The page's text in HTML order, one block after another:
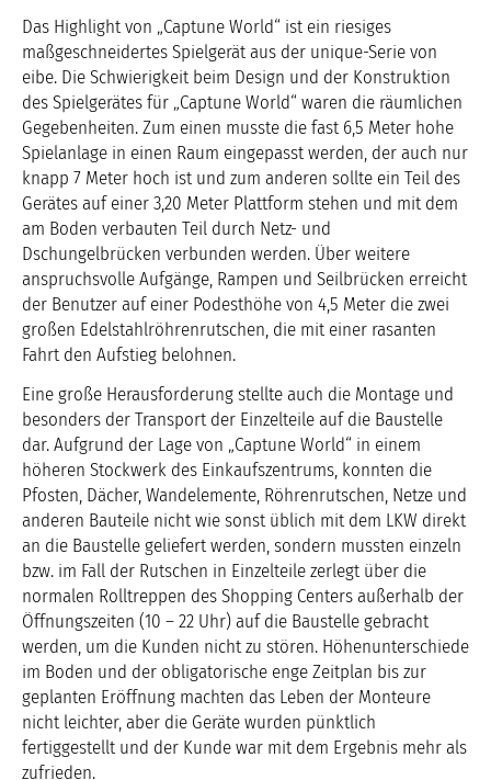
Das Highlight von „Captune World“ ist ein riesiges
maßgeschneidertes Spielgerät aus der unique-Serie von
eibe. Die Schwierigkeit beim Design und der Konstruktion
des Spielgerätes für „Captune World“ waren die räumlichen
Gegebenheiten. Zum einen musste die fast 6,5 Meter hohe
Spielanlage in einen Raum eingepasst werden, der auch nur
knapp 7 Meter hoch ist und zum anderen sollte ein Teil des
Gerätes auf einer 3,20 Meter Plattform stehen und mit dem
am Boden verbauten Teil durch Netz- und
Dschungelbrücken verbunden werden. Über weitere
anspruchsvolle Aufgänge, Rampen und Seilbrücken erreicht
der Benutzer auf einer Podesthöhe von 4,5 Meter die zwei
großen Edelstahlröhrenrutschen, die mit einer rasanten
Fahrt den Aufstieg belohnen.
Eine große Herausforderung stellte auch die Montage und
besonders der Transport der Einzelteile auf die Baustelle
dar. Aufgrund der Lage von „Captune World“ in einem
höheren Stockwerk des Einkaufszentrums, konnten die
Pfosten, Dächer, Wandelemente, Röhrenrutschen, Netze und
anderen Bauteile nicht wie sonst üblich mit dem LKW direkt
an die Baustelle geliefert werden, sondern mussten einzeln
bzw. im Fall der Rutschen in Einzelteile zerlegt über die
normalen Rolltreppen des Shopping Centers außerhalb der
Öffnungszeiten (10 – 22 Uhr) auf die Baustelle gebracht
werden, um die Kunden nicht zu stören. Höhenunterschiede
im Boden und der obligatorische enge Zeitplan bis zur
geplanten Eröffnung machten das Leben der Monteure
nicht leichter, aber die Geräte wurden pünktlich
fertiggestellt und der Kunde war mit dem Ergebnis mehr als
zufrieden.